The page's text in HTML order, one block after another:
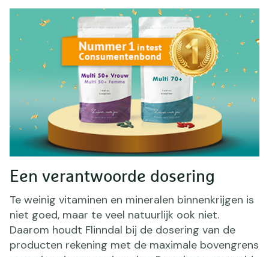
Een verantwoorde dosering
Te weinig vitaminen en mineralen binnenkrijgen is
niet goed, maar te veel natuurlijk ook niet.
Daarom houdt Flinndal bij de dosering van de
producten rekening met de maximale bovengrens